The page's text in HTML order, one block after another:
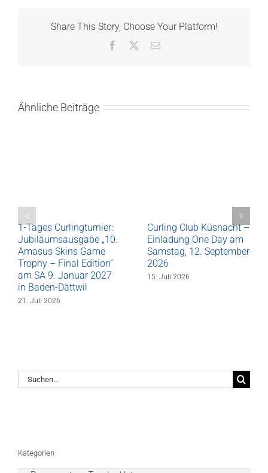
Share This Story, Choose Your Platform!
Facebook
E-
Ähnliche Beiträge
1-Tages Curlingturnier:
Jubiläumsausgabe „10.
Amasus Skins Game
Trophy – Final Edition“
am SA 9. Januar 2027
in Baden-Dättwil
21. Juli 2026
Curling Club Küsnacht –
Einladung One Day am
Samstag, 12. September
2026
15. Juli 2026
Suche
nach:
Kategorien